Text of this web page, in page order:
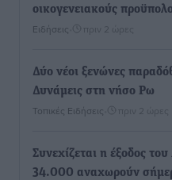
οικογενειακούς
Ειδήσεις πριν 2 ώρες
Δύο νέοι ξενώνες
Δυνάμεις στη νήσο Ρω
Τοπικές Ειδήσεις πριν 2 ώρες
Συνεχίζεται η έξοδος
34.000 αναχωρούν